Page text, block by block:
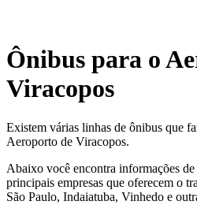
Ônibus para o
Viracopos
Existem várias linhas de ônibus que
Aeroporto de Viracopos.
Abaixo você encontra informações de
principais empresas que oferecem o
São Paulo, Indaiatuba, Vinhedo e